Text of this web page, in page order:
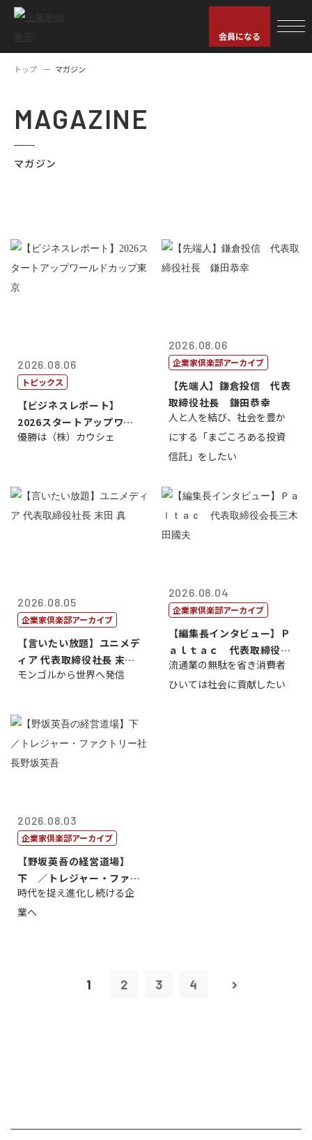
会員になる
トップ マガジン
MAGAZINE
マガジン
2026.08.06
トピックス
【ビジネスレポート】
2026スタートアップワー
ルドカップ東京
優勝は（株）カウシェ
2026.08.06
企業家倶楽部アーカイブ
【先端人】鎌倉投信 代表
取締役社長 鎌田恭幸
人と人を結び、社会を豊か
にする「まごころある投資
信託」をしたい
2026.08.05
企業家倶楽部アーカイブ
【言いたい放題】ユニメデ
ィア 代表取締役社長 末田
真
モンゴルから世界へ発信
2026.08.04
企業家倶楽部アーカイブ
【編集長インタビュー】Ｐ
ａｌｔａｃ 代表取締役会
長三木田國夫
流通業の無駄を省き消費者
ひいては社会に貢献したい
2026.08.03
企業家倶楽部アーカイブ
【野坂英吾の経営道場】
下 ／トレジャー・ファク
トリー社長野坂...
時代を捉え進化し続ける企
業へ
1 2 3 4